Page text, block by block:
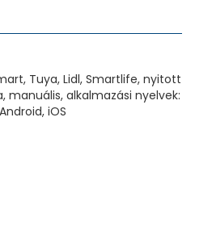
Tuya, Lidl, Smartlife, nyitott
manuális, alkalmazási nyelvek:
iOS